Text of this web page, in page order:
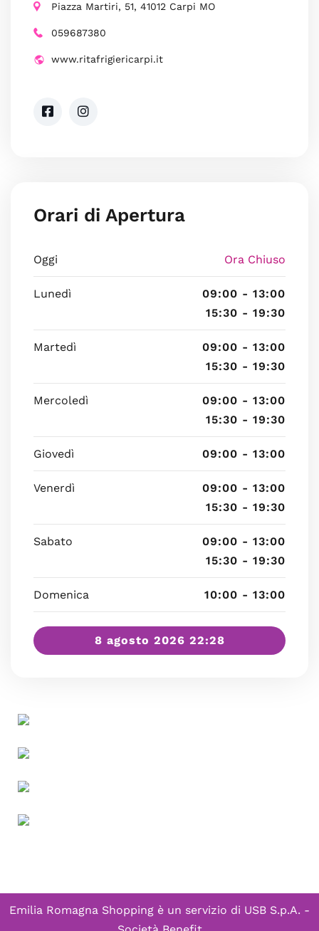
Piazza Martiri, 51, 41012 Carpi MO
059687380
www.ritafrigiericarpi.it
Orari di Apertura
Oggi Ora Chiuso
Lunedì
09:00 - 13:00
15:30 - 19:30
Martedì
09:00 - 13:00
15:30 - 19:30
Mercoledì
09:00 - 13:00
15:30 - 19:30
Giovedì 09:00 - 13:00
Venerdì
09:00 - 13:00
15:30 - 19:30
Sabato
09:00 - 13:00
15:30 - 19:30
Domenica 10:00 - 13:00
8 agosto 2026 22:28
Emilia Romagna Shopping è un servizio di USB S.p.A. -